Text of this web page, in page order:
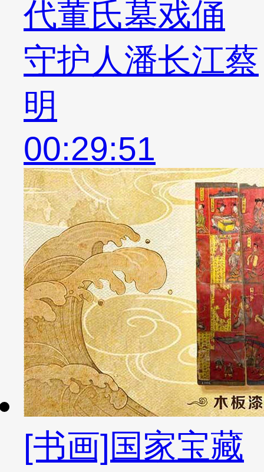
代董氏墓戏俑
守护人潘长江蔡
明
00:29:51
[书画]国家宝藏